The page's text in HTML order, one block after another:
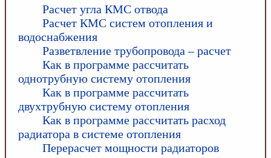
Расчет угла КМС отвода
Расчет КМС систем отопления и
водоснабжения
Разветвление трубопровода – расчет
Как в программе рассчитать
однотрубную систему отопления
Как в программе рассчитать
двухтрубную систему отопления
Как в программе рассчитать расход
радиатора в системе отопления
Перерасчет мощности радиаторов